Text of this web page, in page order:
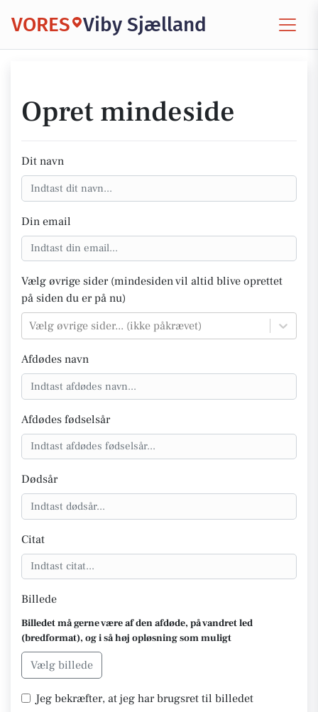
VORES Viby Sjælland
Opret mindeside
Dit navn
Din email
Vælg øvrige sider (mindesiden vil altid blive oprettet
på siden du er på nu)
Vælg øvrige sider... (ikke påkrævet)
Afdødes navn
Afdødes fødselsår
Dødsår
Citat
Billede
Billedet må gerne være af den afdøde, på vandret led
(bredformat), og i så høj opløsning som muligt
Vælg billede
Jeg bekræfter, at jeg har brugsret til billedet